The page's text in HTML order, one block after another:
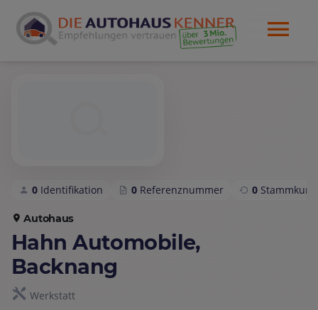
0 Identifikation 0 Referenznummer 0
Autohaus
Hahn Automobile,
Backnang
Werkstatt